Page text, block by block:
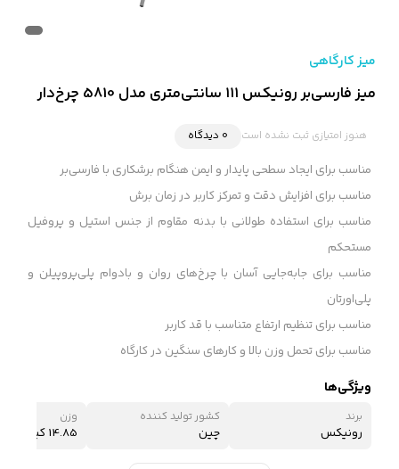
میز کارگاهی
میز فارسی‌بر رونیکس ۱۱۱ سانتی‌متری مدل 5810 چرخ‌دار
هنوز امتیازی ثبت نشده است 0 دیدگاه
مناسب برای ایجاد سطحی پایدار و ایمن هنگام برشکاری با فارسی‌بر
مناسب برای افزایش دقت و تمرکز کاربر در زمان برش
مناسب برای استفاده طولانی با بدنه مقاوم از جنس استیل و پروفیل
مستحکم
مناسب برای جابه‌جایی آسان با چرخ‌های روان و بادوام پلی‌پروپیلن و
پلی‌اورتان
مناسب برای تنظیم ارتفاع متناسب با قد کاربر
مناسب برای تحمل وزن بالا و کارهای سنگین در کارگاه
ویژگی‌ها
برند
رونیکس
کشور تولید کننده
چین
وزن
14.85 کیلوگرم